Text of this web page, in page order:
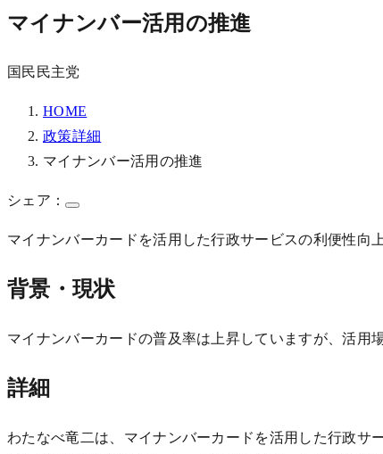
マイナンバー活用の推進
国民民主党
HOME
政策詳細
マイナンバー活用の推進
シェア：
マイナンバーカードを活用した行政サービスの利便性向
背景・現状
マイナンバーカードの普及率は上昇していますが、活用
詳細
わたなべ竜二は、マイナンバーカードを活用した行政サ